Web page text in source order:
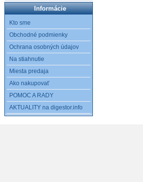
Informácie
Kto sme
Obchodné podmienky
Ochrana osobných údajov
Na stiahnutie
Miesta predaja
Ako nakupovať
POMOC A RADY
AKTUALITY na digestor.info